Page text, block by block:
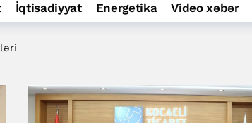
8 avqust 00:01
İqtisadiyyat Energetika Video xəbər